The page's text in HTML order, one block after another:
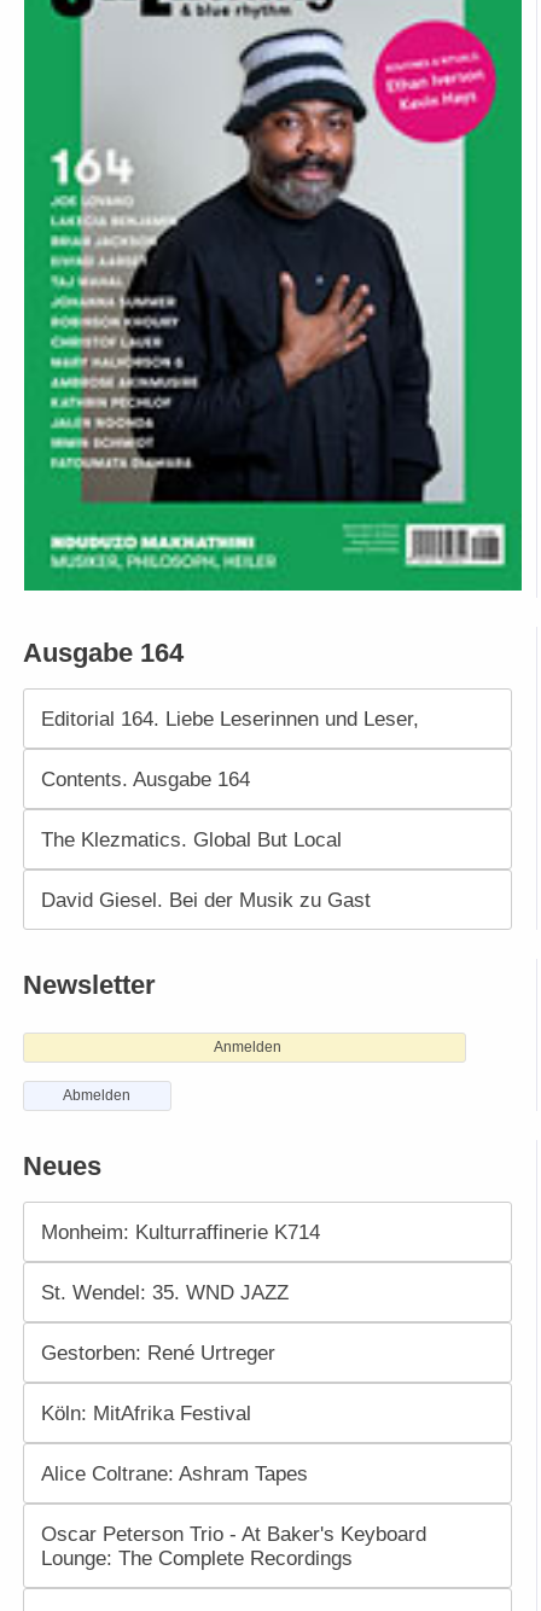
Ausgabe 164
Editorial 164. Liebe Leserinnen und Leser,
Contents. Ausgabe 164
The Klezmatics. Global But Local
David Giesel. Bei der Musik zu Gast
Newsletter
Anmelden
Abmelden
Neues
Monheim: Kulturraffinerie K714
St. Wendel: 35. WND JAZZ
Gestorben: René Urtreger
Köln: MitAfrika Festival
Alice Coltrane: Ashram Tapes
Oscar Peterson Trio - At Baker's Keyboard
Lounge: The Complete Recordings